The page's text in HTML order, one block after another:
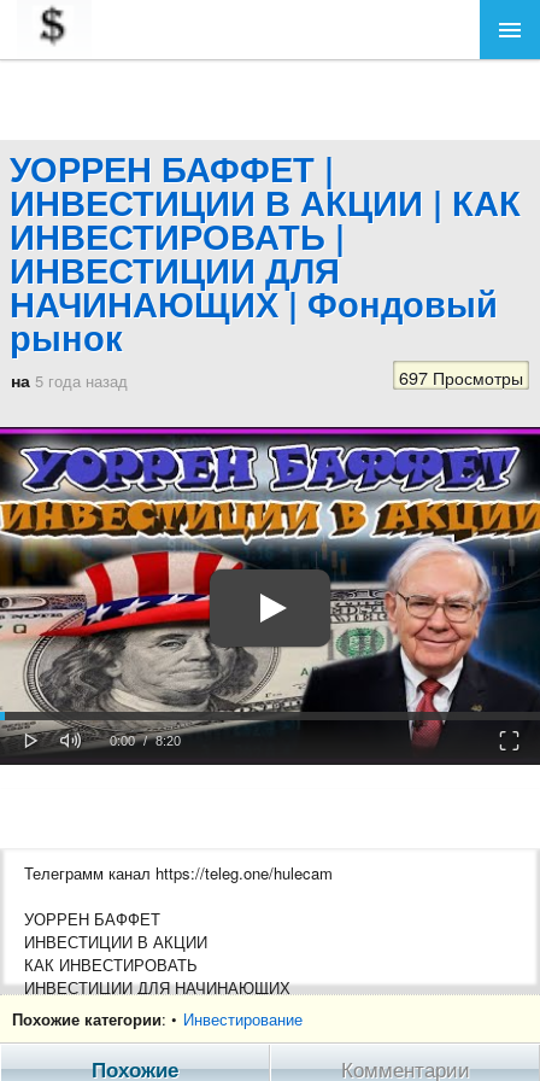
УОРРЕН БАФФЕТ |
ИНВЕСТИЦИИ В АКЦИИ | КАК
ИНВЕСТИРОВАТЬ |
ИНВЕСТИЦИИ ДЛЯ
НАЧИНАЮЩИХ | Фондовый
рынок
на 5 года назад 697 Просмотры
Play Mute
Current
0:00 / Duration
8:20
Телеграмм канал https://teleg.one/hulecam
УОРРЕН БАФФЕТ
ИНВЕСТИЦИИ В АКЦИИ
КАК ИНВЕСТИРОВАТЬ
ИНВЕСТИЦИИ ДЛЯ НАЧИНАЮЩИХ
0:00 Начало .
Похожие категории: • Инвестирование
Похожие Комментарии